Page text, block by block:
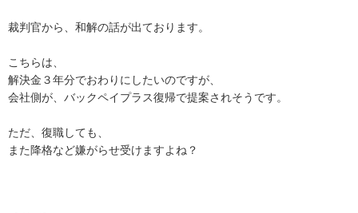
裁判官から、和解の話が出ております。
こちらは、
解決金３年分でおわりにしたいのですが、
会社側が、バックペイプラス復帰で提案されそうです。
ただ、復職しても、
また降格など嫌がらせ受けますよね？